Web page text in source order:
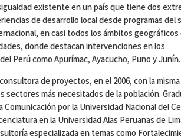
existente en un país que tiene dos
de desarrollo local desde programas del
en casi todos los ámbitos geográficos
donde destacan intervenciones en los
Perú como Apurímac, Ayacucho, Puno y Junín.
de proyectos, en el 2006, con la
sectores más necesitados de la población.
Comunicación por la Universidad Nacional del
en la Universidad Alas Peruanas de
especializada en temas como